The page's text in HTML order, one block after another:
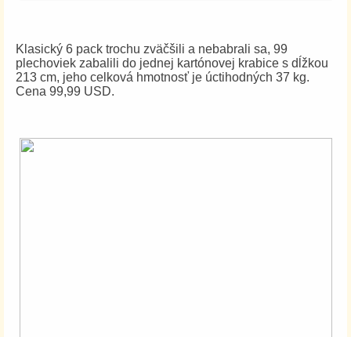
Klasický 6 pack trochu zväčšili a nebabrali sa, 99
plechoviek zabalili do jednej kartónovej krabice s dĺžkou
213 cm, jeho celková hmotnosť je úctihodných 37 kg.
Cena 99,99 USD.